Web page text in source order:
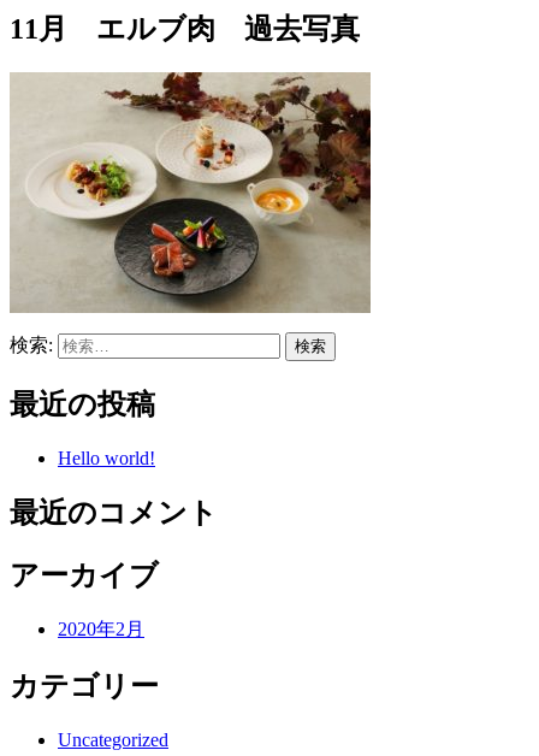
11月 エルブ肉 過去写真
検索:
最近の投稿
Hello world!
最近のコメント
アーカイブ
2020年2月
カテゴリー
Uncategorized